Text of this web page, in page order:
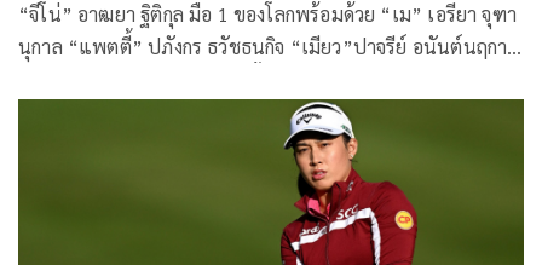
“จีโน่” อาฒยา ฐิติกุล มือ 1 ของโลกพร้อมด้วย “เม” เอรียา จุฑา
นุกาล “แพตตี้” ปภังกร ธวัชธนกิจ “เมียว”ปาจรีย์ อนันต์นฤการ
วิวัฒนพงศ์ ร่วมแข่งขันล่าแชมป์รายการเปิดเอเชีย สวิง ในการ
แข่งขัน บิวอิค แอลพีจีเอ เซี่ยงไฮ้ ที่ประเทศจีน สัปดาห์นี้
ประชันกับยอดนักกอล์ฟในแอลพีจีเอ ชิงเงินรางวัลรวมกว่า 71.4